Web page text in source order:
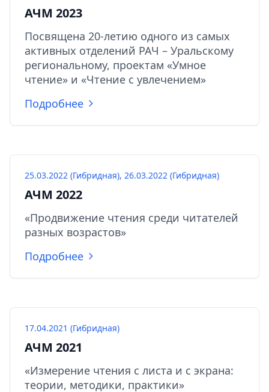
АЧМ 2023
Посвящена 20-летию одного из самых
активных отделений РАЧ – Уральскому
региональному, проектам «Умное
чтение» и «Чтение с увлечением»
Подробнее
25.03.2022 (Гибридная), 26.03.2022 (Гибридная)
АЧМ 2022
«Продвижение чтения среди читателей
разных возрастов»
Подробнее
17.04.2021 (Гибридная)
АЧМ 2021
«Измерение чтения с листа и с экрана:
теории, методики, практики»